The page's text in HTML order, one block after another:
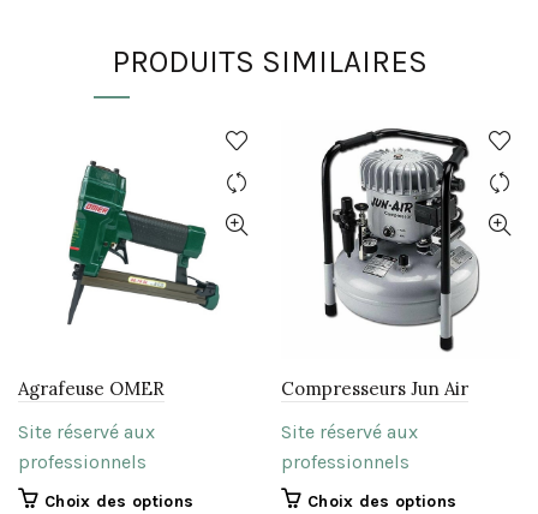
PRODUITS SIMILAIRES
Agrafeuse OMER
Site réservé aux
professionnels
Choix des options
Compresseurs Jun Air
Site réservé aux
professionnels
Choix des options